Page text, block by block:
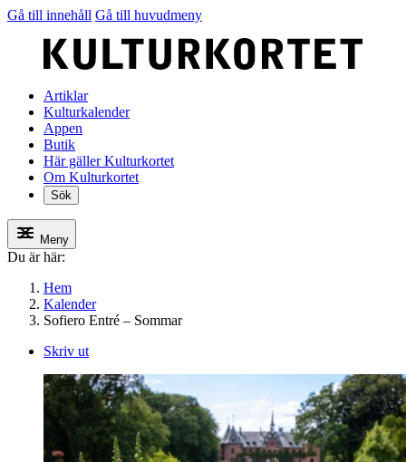
Gå till innehåll Gå till huvudmeny
Artiklar
Kulturkalender
Appen
Butik
Här gäller Kulturkortet
Om Kulturkortet
Sök
Meny
Du är här:
Hem
Kalender
Sofiero Entré – Sommar
Skriv ut